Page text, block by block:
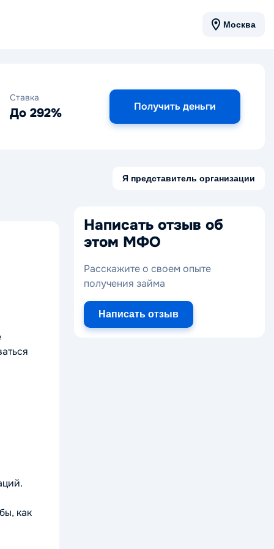
Москва
Ставка
До 292% Получить деньги
Я представитель организации
как
Написать отзыв об
этом МФО
Расскажите о своем опыте
получения займа
Написать отзыв